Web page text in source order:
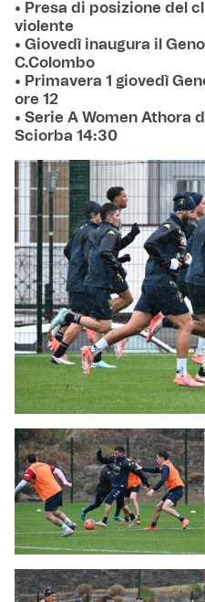
• Presa di posizione del
violente
• Giovedì inaugura il
C.Colombo
• Primavera 1 giovedì
ore 12
• Serie A Women Athora
Sciorba 14:30